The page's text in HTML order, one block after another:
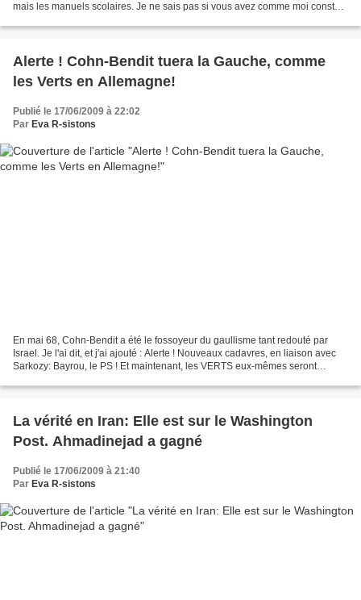
mais les manuels scolaires. Je ne sais pas si vous avez comme moi constaté
Alerte ! Cohn-Bendit tuera la Gauche, comme
les Verts en Allemagne!
Publié le 17/06/2009 à 22:02
Par Eva R-sistons
En mai 68, Cohn-Bendit a été le fossoyeur du gaullisme tant redouté par
Israel. Je l'ai dit, et j'ai ajouté : Alerte ! Nouveaux cadavres, en liaison avec
Sarkozy: Bayrou, le PS ! Et maintenant, les VERTS eux-mêmes seront
La vérité en Iran: Elle est sur le Washington
Post. Ahmadinejad a gagné
Publié le 17/06/2009 à 21:40
Par Eva R-sistons